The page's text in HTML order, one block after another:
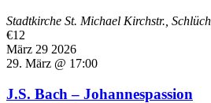
Stadtkirche St. Michael Kirchstr.,
€12
März 29 2026
29. März @ 17:00
J.S. Bach – Johannespassion